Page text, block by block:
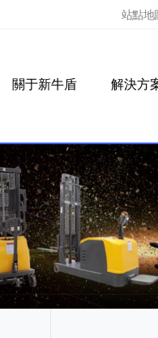
站點地
關于新牛盾 解決方